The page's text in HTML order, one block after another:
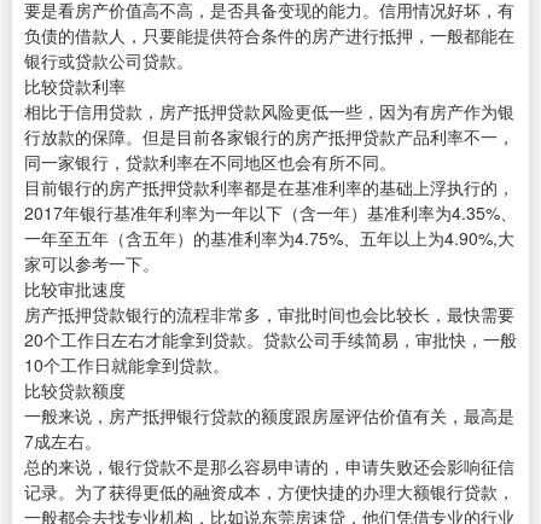
要是看房产价值高不高，是否具备变现的能力。信用情况好坏，有
负债的借款人，只要能提供符合条件的房产进行抵押，一般都能在
银行或贷款公司贷款。
比较贷款利率
相比于信用贷款，房产抵押贷款风险更低一些，因为有房产作为银
行放款的保障。但是目前各家银行的房产抵押贷款产品利率不一，
同一家银行，贷款利率在不同地区也会有所不同。
目前银行的房产抵押贷款利率都是在基准利率的基础上浮执行的，
2017年银行基准年利率为一年以下（含一年）基准利率为4.35%、
一年至五年（含五年）的基准利率为4.75%、五年以上为4.90%,大
家可以参考一下。
比较审批速度
房产抵押贷款银行的流程非常多，审批时间也会比较长，最快需要
20个工作日左右才能拿到贷款。贷款公司手续简易，审批快，一般
10个工作日就能拿到贷款。
比较贷款额度
一般来说，房产抵押银行贷款的额度跟房屋评估价值有关，最高是
7成左右。
总的来说，银行贷款不是那么容易申请的，申请失败还会影响征信
记录。为了获得更低的融资成本，方便快捷的办理大额银行贷款，
一般都会去找专业机构，比如说东莞房速贷，他们凭借专业的行业